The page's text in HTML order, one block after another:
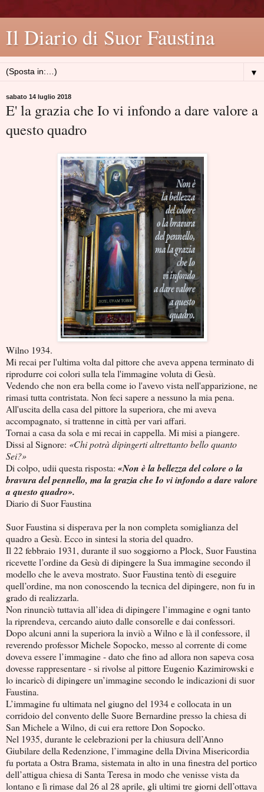
Il Diario di Suor Faustina
▼
sabato 14 luglio 2018
E' la grazia che Io vi infondo a dare valore a
questo quadro
Wilno 1934.
Mi recai per l'ultima volta dal pittore che aveva appena terminato di
riprodurre coi colori sulla tela l'immagine voluta di Gesù.
Vedendo che non era bella come io l'avevo vista nell'apparizione, ne
rimasi tutta contristata. Non feci sapere a nessuno la mia pena.
All'uscita della casa del pittore la superiora, che mi aveva
accompagnato, si trattenne in città per vari affari.
Tornai a casa da sola e mi recai in cappella. Mi misi a piangere.
Dissi al Signore: «Chi potrà dipingerti altrettanto bello quanto
Sei?»
Di colpo, udii questa risposta: «Non è la bellezza del colore o la
bravura del pennello, ma la grazia che Io vi infondo a dare valore
a questo quadro».
Diario di Suor Faustina
Suor Faustina si disperava per la non completa somiglianza del
quadro a Gesù. Ecco in sintesi la storia del quadro.
Il 22 febbraio 1931, durante il suo soggiorno a Plock, Suor Faustina
ricevette l’ordine da Gesù di dipingere la Sua immagine secondo il
modello che le aveva mostrato. Suor Faustina tentò di eseguire
quell’ordine, ma non conoscendo la tecnica del dipingere, non fu in
grado di realizzarla.
Non rinunciò tuttavia all’idea di dipingere l’immagine e ogni tanto
la riprendeva, cercando aiuto dalle consorelle e dai confessori.
Dopo alcuni anni la superiora la inviò a Wilno e là il confessore, il
reverendo professor Michele Sopocko, messo al corrente di come
doveva essere l’immagine - dato che fino ad allora non sapeva cosa
dovesse rappresentare - si rivolse al pittore Eugenio Kazimirowski e
lo incaricò di dipingere un’immagine secondo le indicazioni di suor
Faustina.
L’immagine fu ultimata nel giugno del 1934 e collocata in un
corridoio del convento delle Suore Bernardine presso la chiesa di
San Michele a Wilno, di cui era rettore Don Sopocko.
Nel 1935, durante le celebrazioni per la chiusura dell’Anno
Giubilare della Redenzione, l’immagine della Divina Misericordia
fu portata a Ostra Brama, sistemata in alto in una finestra del portico
dell’attigua chiesa di Santa Teresa in modo che venisse vista da
lontano e lì rimase dal 26 al 28 aprile, gli ultimi tre giorni dell’ottava